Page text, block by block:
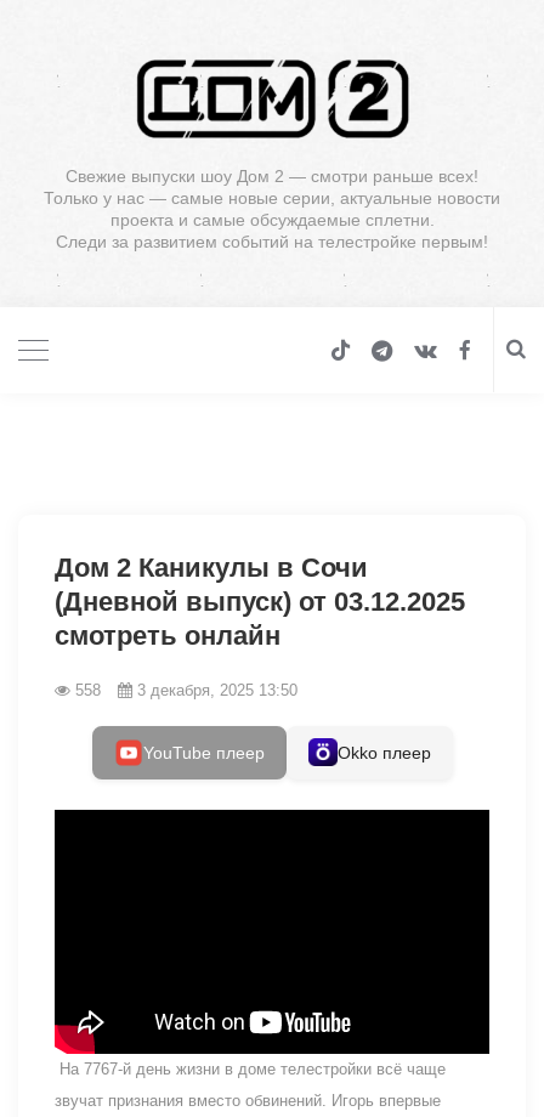
Свежие выпуски шоу Дом 2 — смотри раньше всех!
Только у нас — самые новые серии, актуальные новости
проекта и самые обсуждаемые сплетни.
Следи за развитием событий на телестройке первым!
Дом 2 Каникулы в Сочи
(Дневной выпуск) от 03.12.2025
смотреть онлайн
558 3 декабря, 2025 13:50
YouTube плеер Okko плеер
На 7767-й день жизни в доме телестройки всё чаще
звучат признания вместо обвинений. Игорь впервые